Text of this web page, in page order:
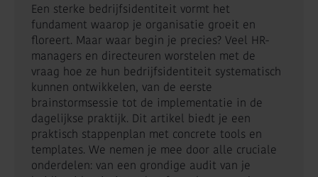
Een sterke bedrijfsidentiteit vormt het
fundament waarop je organisatie groeit en
floreert. Maar waar begin je precies? Veel HR-
managers en directeuren worstelen met de
vraag hoe ze hun bedrijfsidentiteit systematisch
kunnen ontwikkelen, van de eerste
brainstormsessie tot de implementatie in de
dagelijkse praktijk. Dit artikel biedt je een
praktisch stappenplan met concrete tools en
templates. We nemen je mee door alle cruciale
onderdelen: van een grondige audit van je